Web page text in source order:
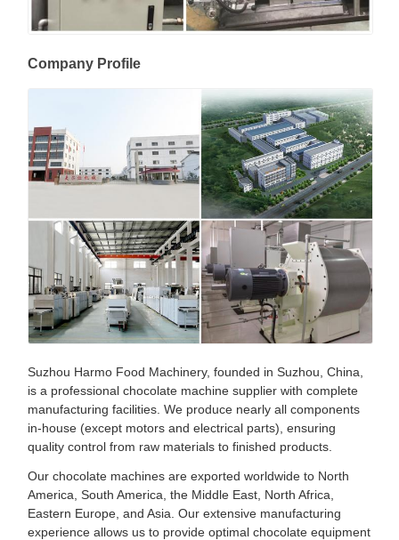
Company Profile
Suzhou Harmo Food Machinery, founded in Suzhou, China,
is a professional chocolate machine supplier with complete
manufacturing facilities. We produce nearly all components
in-house (except motors and electrical parts), ensuring
quality control from raw materials to finished products.
Our chocolate machines are exported worldwide to North
America, South America, the Middle East, North Africa,
Eastern Europe, and Asia. Our extensive manufacturing
experience allows us to provide optimal chocolate equipment